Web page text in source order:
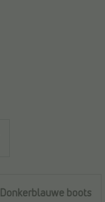
Donkerblauwe boots